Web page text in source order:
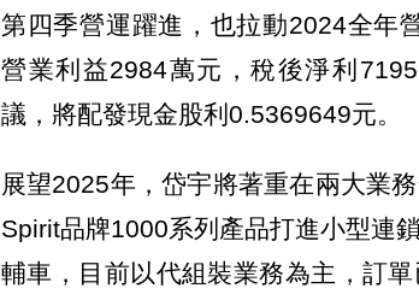
第四季營運躍進，也拉動2024全年
營業利益2984萬元，稅後淨利
議，將配發現金股利0.5369649元。
展望2025年，岱宇將著重在兩大業
Spirit品牌1000系列產品打進小型連
輔車，目前以代組裝業務為主，訂